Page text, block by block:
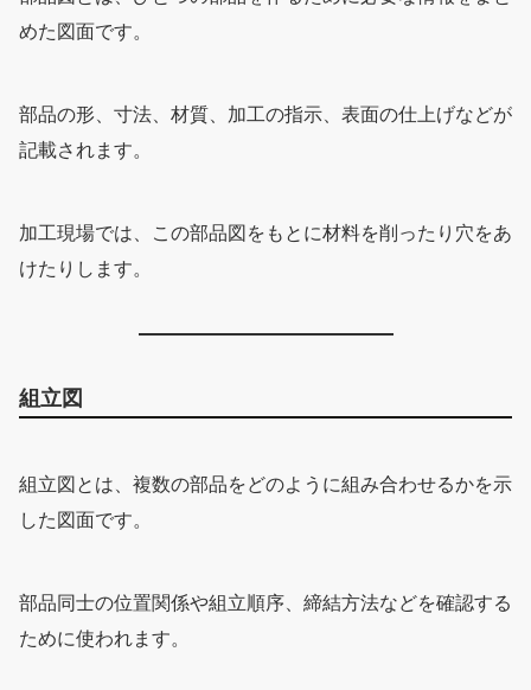
めた図面です。
部品の形、寸法、材質、加工の指示、表面の仕上げなどが
記載されます。
加工現場では、この部品図をもとに材料を削ったり穴をあ
けたりします。
組立図
組立図とは、複数の部品をどのように組み合わせるかを示
した図面です。
部品同士の位置関係や組立順序、締結方法などを確認する
ために使われます。